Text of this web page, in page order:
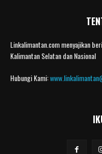
Linkalimantan.com menyajikan
Kalimantan Selatan dan Nasional
Hubungi Kami: